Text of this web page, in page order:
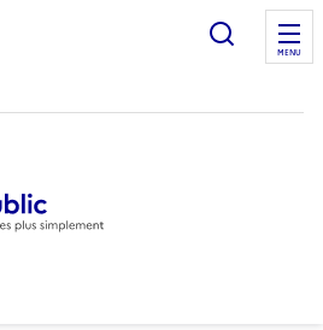
Ouvrir
MENU